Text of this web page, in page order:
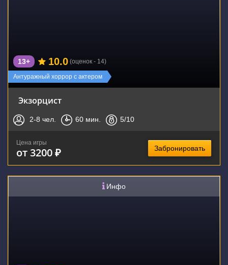
Новинка
Антуражный хоррор с актером
13+ 10.0 (оценок - 14)
Экзорцист
2-8 чел. 60 мин. 5/10
Цена игры
от 3200 ₽ Забронировать
Инфо